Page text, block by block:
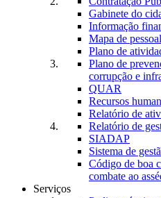
Gabinete do
Informação
Mapa de pessoal
Plano de
Plano de
corrupção e
QUAR
Recursos
Relatório de
Relatório de
SIADAP
Sistema de
Código de boa
combate ao
Serviços